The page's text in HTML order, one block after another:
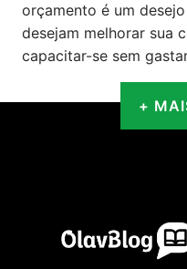
orçamento é um
desejam melhorar sua
capacitar-se sem
+